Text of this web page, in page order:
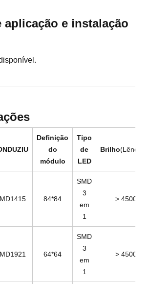
aplicação e instalação
Definição
do
módulo
Tipo
de
LED
Brilho
84*84
SMD
3
em
1
> 4500
64*64
SMD
3
em
1
> 4500